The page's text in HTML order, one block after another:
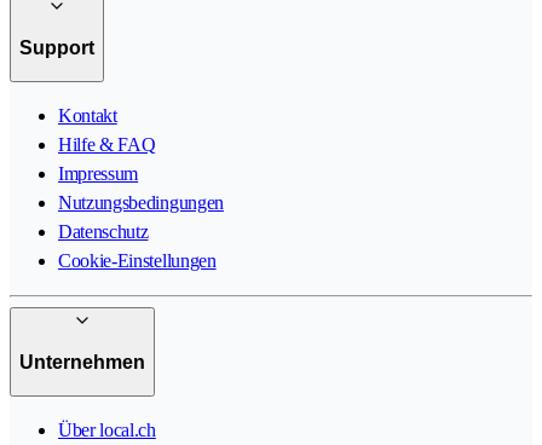
Support
Kontakt
Hilfe & FAQ
Impressum
Nutzungsbedingungen
Datenschutz
Cookie-Einstellungen
Unternehmen
Über local.ch